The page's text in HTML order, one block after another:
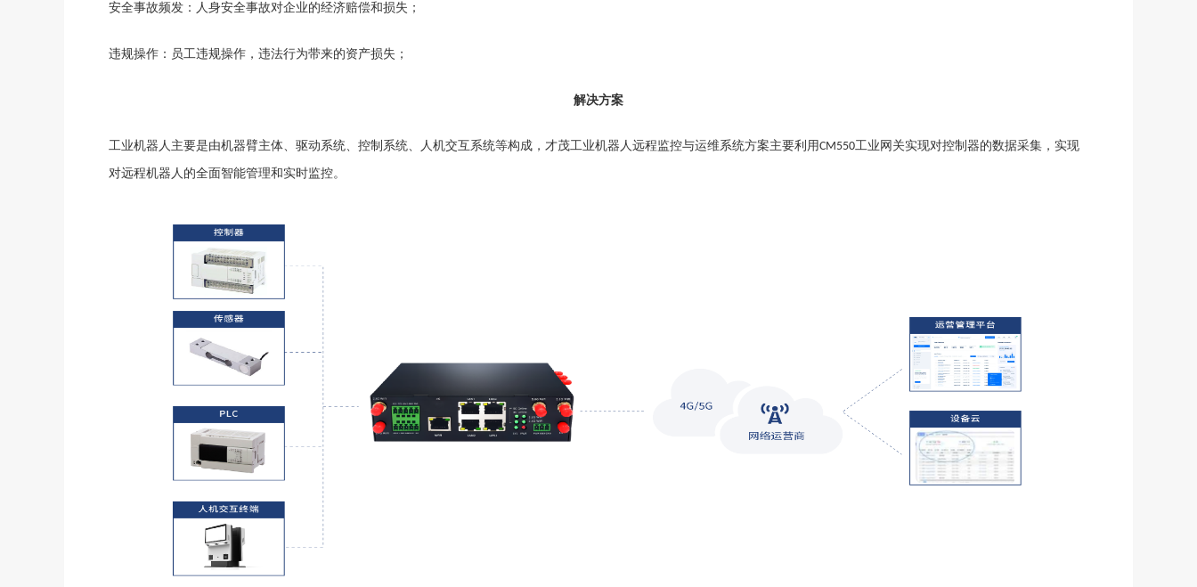
安全事故频发 ： 人身安全事故对企业的经济赔偿和损失；
违规操作 ： 员工违规操作，违法行为带来的资产损失；
解决方案
工业机器人主要是由机器臂主体、驱动系统、控制系统、人机交互系统等构成，才茂工业机器人远程监控与运维系统方案主要利用CM550工业网关实现对控制器的数据采集，实现
对远程机器人的全面智能管理和实时监控。